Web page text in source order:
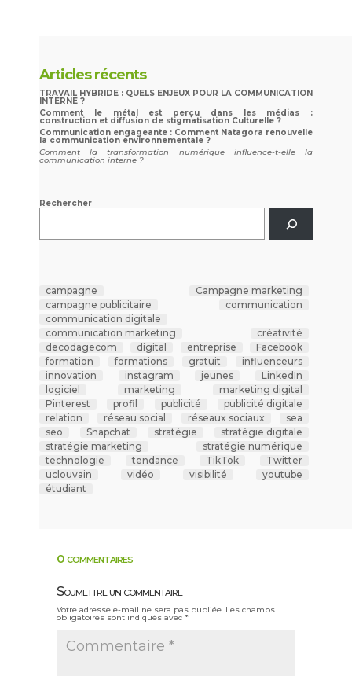
Articles récents
TRAVAIL HYBRIDE : QUELS ENJEUX POUR LA COMMUNICATION
INTERNE ?
Comment le métal est perçu dans les médias :
construction et diffusion de stigmatisation Culturelle ?
Communication engageante : Comment Natagora renouvelle
la communication environnementale ?
Comment la transformation numérique influence-t-elle la
communication interne ?
Rechercher
campagne
Campagne marketing
campagne publicitaire
communication
communication digitale
communication marketing
créativité
decodagecom
digital entreprise
Facebook
formation
formations gratuit
influenceurs
innovation
instagram jeunes
LinkedIn
logiciel
marketing
marketing digital
Pinterest
profil publicité
publicité digitale
relation
réseau social réseaux sociaux
sea
seo
Snapchat stratégie
stratégie digitale
stratégie marketing
stratégie numérique
technologie
tendance TikTok
Twitter
uclouvain
vidéo visibilité
youtube
étudiant
0 commentaires
Soumettre un commentaire
Votre adresse e-mail ne sera pas publiée. Les champs
obligatoires sont indiqués avec *